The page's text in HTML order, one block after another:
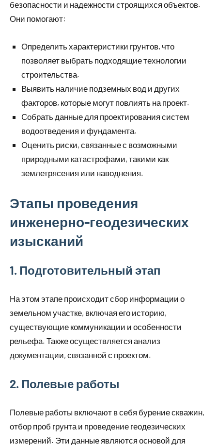
безопасности и надежности строящихся объектов.
Они помогают:
Определить характеристики грунтов, что
позволяет выбрать подходящие технологии
строительства.
Выявить наличие подземных вод и других
факторов, которые могут повлиять на проект.
Собрать данные для проектирования систем
водоотведения и фундамента.
Оценить риски, связанные с возможными
природными катастрофами, такими как
землетрясения или наводнения.
Этапы проведения
инженерно-геодезических
изысканий
1. Подготовительный этап
На этом этапе происходит сбор информации о
земельном участке, включая его историю,
существующие коммуникации и особенности
рельефа. Также осуществляется анализ
документации, связанной с проектом.
2. Полевые работы
Полевые работы включают в себя бурение скважин,
отбор проб грунта и проведение геодезических
измерений. Эти данные являются основой для